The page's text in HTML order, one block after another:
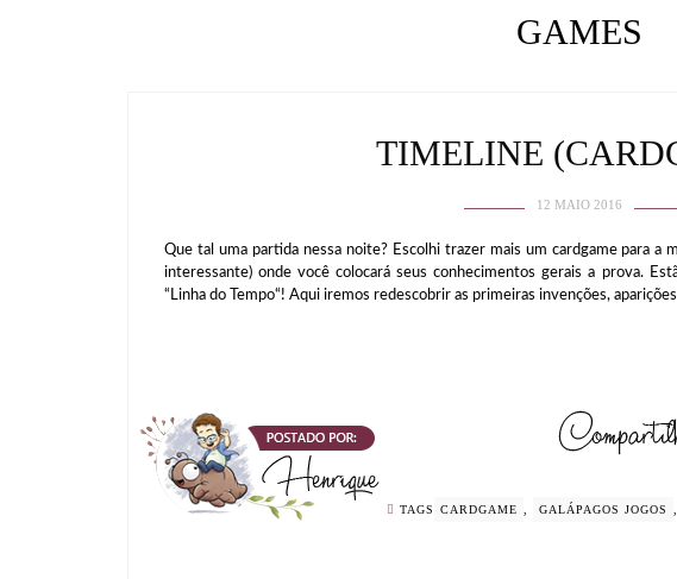
GAMES
TIMELINE
12 MAIO 2016
Que tal uma partida nessa noite? Escolhi trazer mais um cardgame para a
interessante) onde você colocará seus conhecimentos gerais a prova.
“Linha do Tempo“! Aqui iremos redescobrir as primeiras invenções,
TAGS CARDGAME , GALÁPAGOS JOGOS ,